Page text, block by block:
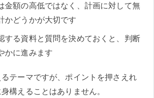
金額の高低ではなく、計画に対して無
かどうかが大切です
する資料と質問を決めておくと、判断
かに進みます
テーマですが、ポイントを押さえれ
構えることはありません。